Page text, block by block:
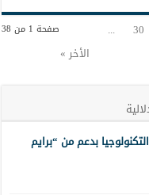
صفحة 1 من 38 30
...
الأخر »
بدعم من “برايم